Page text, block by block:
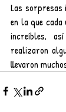
Las sorpresas
en la que
increíbles,
realizaron
llevaron